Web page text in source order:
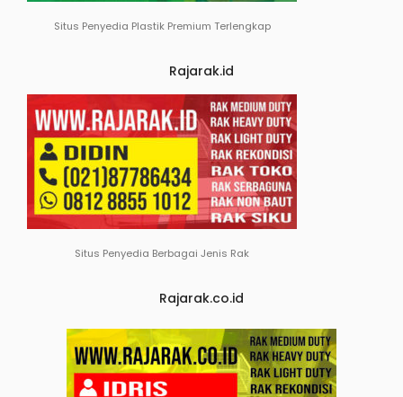
Situs Penyedia Plastik Premium Terlengkap
Rajarak.id
Situs Penyedia Berbagai Jenis Rak
Rajarak.co.id